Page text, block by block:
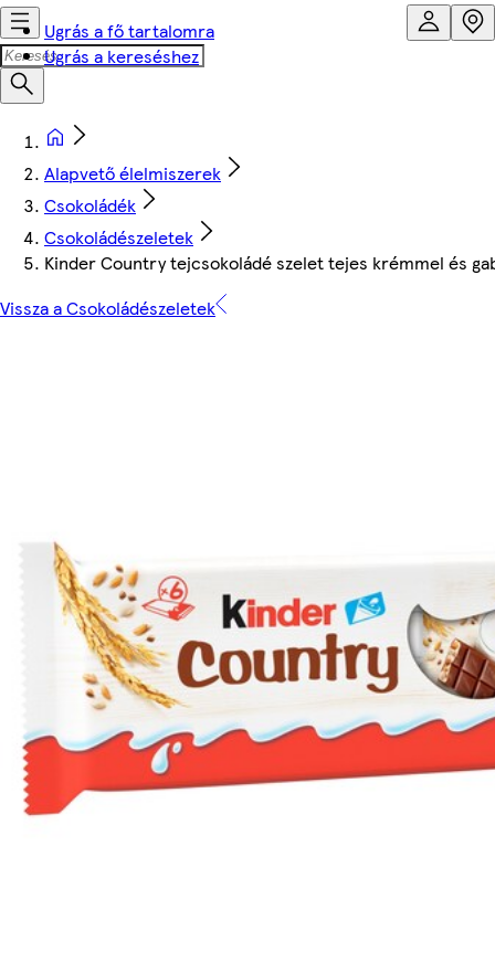
Ugrás a fő tartalomra
Ugrás a kereséshez
Alapvető élelmiszerek
Csokoládék
Csokoládészeletek
Kinder Country tejcsokoládé szelet tejes krémmel és
Vissza a Csokoládészeletek